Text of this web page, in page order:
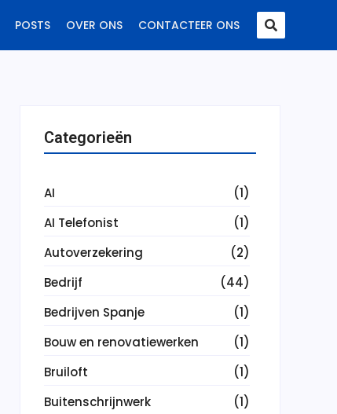
POSTS OVER ONS CONTACTEER ONS
Categorieën
AI
(1)
AI Telefonist
(1)
Autoverzekering
(2)
Bedrijf
(44)
Bedrijven Spanje
(1)
Bouw en renovatiewerken
(1)
Bruiloft
(1)
Buitenschrijnwerk
(1)